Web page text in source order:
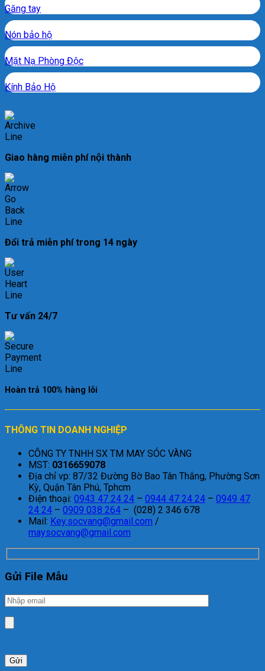
Găng tay
Nón bảo hộ
Mặt Nạ Phòng Độc
Kính Bảo Hộ
Giao hàng miễn phí nội thành
Đổi trả miễn phí trong 14 ngày
Tư vấn 24/7
Hoàn trả 100% hàng lỗi
THÔNG TIN DOANH NGHIỆP
CÔNG TY TNHH SX TM MAY SÓC VÀNG
MST: 0316659078
Địa chỉ vp: 87/32 Đường Bờ Bao Tân Thắng, Phường Sơn
Kỳ, Quận Tân Phú, Tphcm
Điện thoại: 0943 47 24 24 – 0944 47 24 24 – 0949 47
24 24 – 0909 038 264 – (028) 2 346 678
Mail: Key.socvang@gmail.com /
maysocvang@gmail.com
Gửi File Mẫu